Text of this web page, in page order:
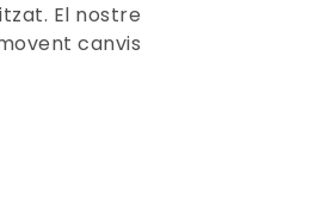
El nostre
canvis